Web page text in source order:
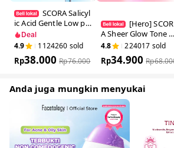
SCORA Salic
ylic Acid Gentle Low
pH Cleanser Sabun
Cuci Muka Oily Acne
Prone Skin Friendly
Deal
4.9 1124260 sold
Rp38.000
[Hero] SCOR
A Sheer Glow Tone
Up Cream 30 Gr Ton
kan Secara Natural
4.8 224017sold
Rp34.900
Anda juga mungkin menyukai